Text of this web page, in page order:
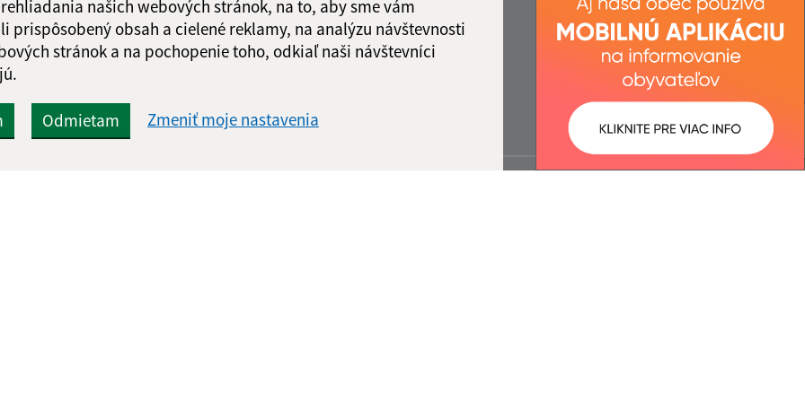
našich webových stránok, na to, aby sme vám
prispôsobený obsah a cielené reklamy, na analýzu návštevnosti
stránok a na pochopenie toho, odkiaľ naši návštevníci
Odmietam Zmeniť moje nastavenia
Google reCaptcha Response
Odoslať
správu